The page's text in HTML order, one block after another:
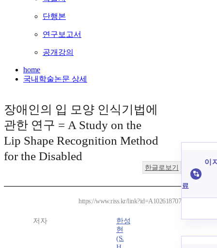
단행본
연구보고서
공개강의
home
국내학술논문 상세
장애인의 입 모양 인식기법에
관한 연구 = A Study on the
Lip Shape Recognition Method
for the Disabled
한글로보기
https://www.riss.kr/link?id=A102618707
저자
한성
현
(S.
이
료